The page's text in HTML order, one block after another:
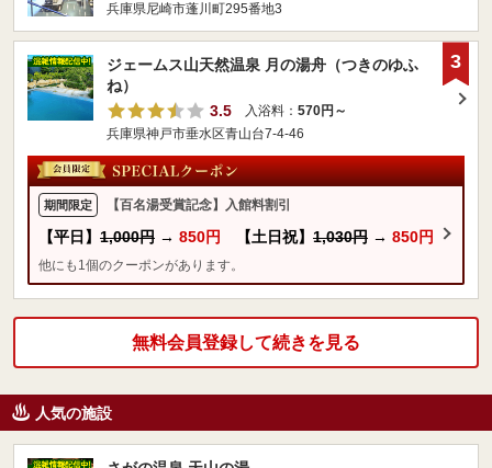
兵庫県尼崎市蓬川町295番地3
ジェームス山天然温泉 月の湯舟（つきのゆふ
ね）
3.5
入浴料： 570円～
兵庫県神戸市垂水区青山台7-4-46
期間限定 【百名湯受賞記念】入館料割引
【平日】 1,000円 → 850円 【土日祝】 1,030円 → 850円
他にも1個のクーポンがあります。
3
無料会員登録して続きを見る
人気の施設